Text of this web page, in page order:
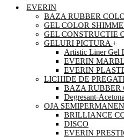
EVERIN
BAZA RUBBER
GEL COLOR
GEL CONSTRUCTIE
GELURI PICTURA +
Artistic Liner Gel
EVERIN
EVERIN
LICHIDE DE
BAZA RUBBER
Degresant-Acetona
OJA
BRILLIANCE
DISCO
EVERIN